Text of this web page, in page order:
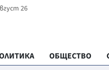
26
ОБЩЕСТВО